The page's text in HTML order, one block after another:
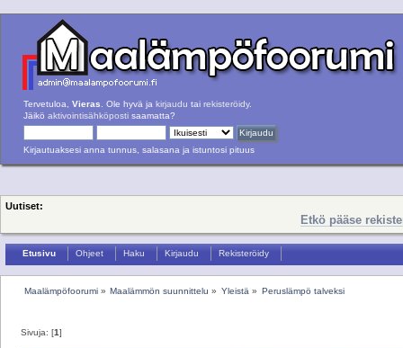
Tervetuloa, Vieras . Ole hyvä ja kirjaudu tai rekisteröidy.
Jäikö aktivointisähköposti saamatta?
Kirjautuaksesi anna tunnus, salasana ja istuntosi pituus
Uutiset:
Etkö pääse
Etusivu Ohjeet Haku Kirjaudu Rekisteröidy
Maalämpöfoorumi» Maalämmön suunnittelu » Yleistä » Peruslämpö talveksi
Sivuja: [1]